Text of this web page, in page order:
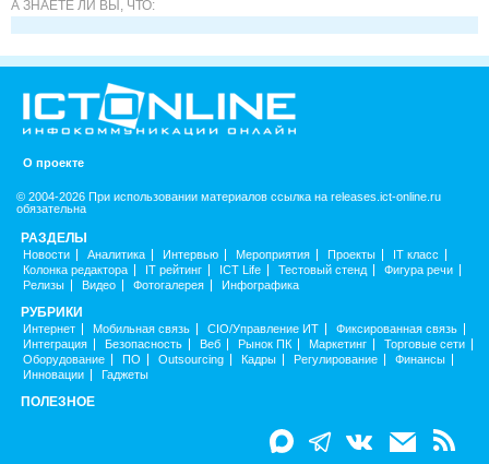
А ЗНАЕТЕ ЛИ ВЫ, ЧТО:
О проекте
© 2004-2026 При использовании материалов ссылка на releases.ict-online.ru
обязательна
РАЗДЕЛЫ
Новости Аналитика Интервью Мероприятия Проекты
IT класс
Колонка редактора
IT рейтинг ICT Life Тестовый стенд
Фигура речи
Релизы
Видео Фотогалерея Инфографика
РУБРИКИ
Интернет Мобильная связь CIO/Управление ИТ
Фиксированная связь
Интеграция
Безопасность Веб Рынок ПК Маркетинг
Торговые сети
Оборудование
ПО Outsourcing Кадры Регулирование
Финансы
Инновации
Гаджеты
ПОЛЕЗНОЕ